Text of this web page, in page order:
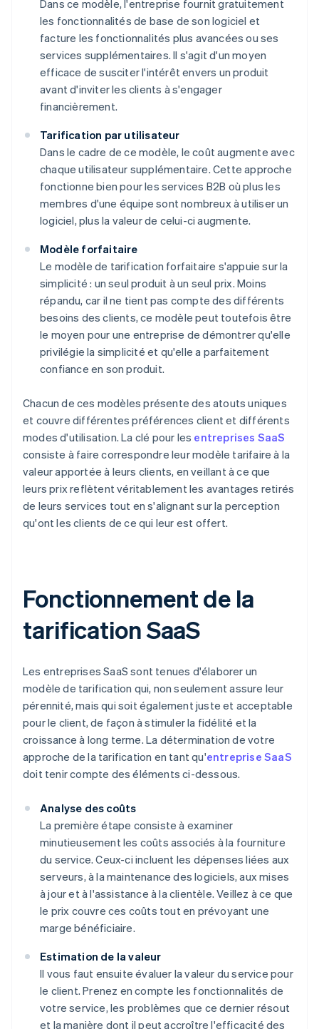
Dans ce modèle, l'entreprise fournit gratuitement
les fonctionnalités de base de son logiciel et
facture les fonctionnalités plus avancées ou ses
services supplémentaires. Il s'agit d'un moyen
efficace de susciter l'intérêt envers un produit
avant d'inviter les clients à s'engager
financièrement.
Tarification par utilisateur
Dans le cadre de ce modèle, le coût augmente avec
chaque utilisateur supplémentaire. Cette approche
fonctionne bien pour les services B2B où plus les
membres d'une équipe sont nombreux à utiliser un
logiciel, plus la valeur de celui-ci augmente.
Modèle forfaitaire
Le modèle de tarification forfaitaire s'appuie sur la
simplicité : un seul produit à un seul prix. Moins
répandu, car il ne tient pas compte des différents
besoins des clients, ce modèle peut toutefois être
le moyen pour une entreprise de démontrer qu'elle
privilégie la simplicité et qu'elle a parfaitement
confiance en son produit.
Chacun de ces modèles présente des atouts uniques
et couvre différentes préférences client et différents
modes d'utilisation. La clé pour les entreprises SaaS
consiste à faire correspondre leur modèle tarifaire à la
valeur apportée à leurs clients, en veillant à ce que
leurs prix reflètent véritablement les avantages retirés
de leurs services tout en s'alignant sur la perception
qu'ont les clients de ce qui leur est offert.
Fonctionnement de la
tarification SaaS
Les entreprises SaaS sont tenues d'élaborer un
modèle de tarification qui, non seulement assure leur
pérennité, mais qui soit également juste et acceptable
pour le client, de façon à stimuler la fidélité et la
croissance à long terme. La détermination de votre
approche de la tarification en tant qu'entreprise SaaS
doit tenir compte des éléments ci-dessous.
Analyse des coûts
La première étape consiste à examiner
minutieusement les coûts associés à la fourniture
du service. Ceux-ci incluent les dépenses liées aux
serveurs, à la maintenance des logiciels, aux mises
à jour et à l'assistance à la clientèle. Veillez à ce que
le prix couvre ces coûts tout en prévoyant une
marge bénéficiaire.
Estimation de la valeur
Il vous faut ensuite évaluer la valeur du service pour
le client. Prenez en compte les fonctionnalités de
votre service, les problèmes que ce dernier résout
et la manière dont il peut accroître l'efficacité des